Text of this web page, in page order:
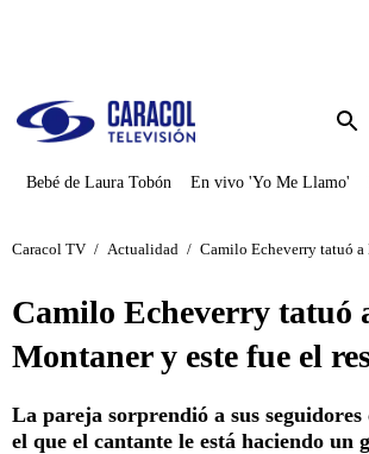
Bebé de Laura Tobón En vivo 'Yo Me Llamo'
Caracol TV / Actualidad / Camilo Echeverry tatuó
Camilo Echeverry tatuó
Montaner y este fue el
La pareja sorprendió a sus seguidores
el que el cantante le está haciendo un